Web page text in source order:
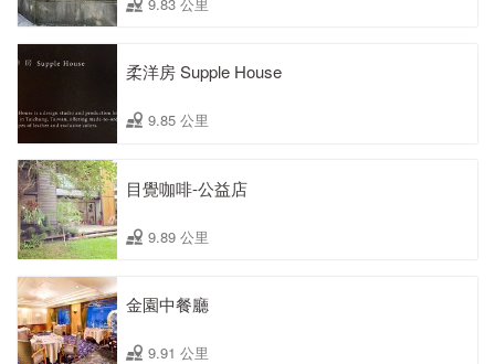
柔洋房 Supple House
9.85 公里
目覺咖啡-公益店
9.89 公里
金園中餐廳
9.91 公里